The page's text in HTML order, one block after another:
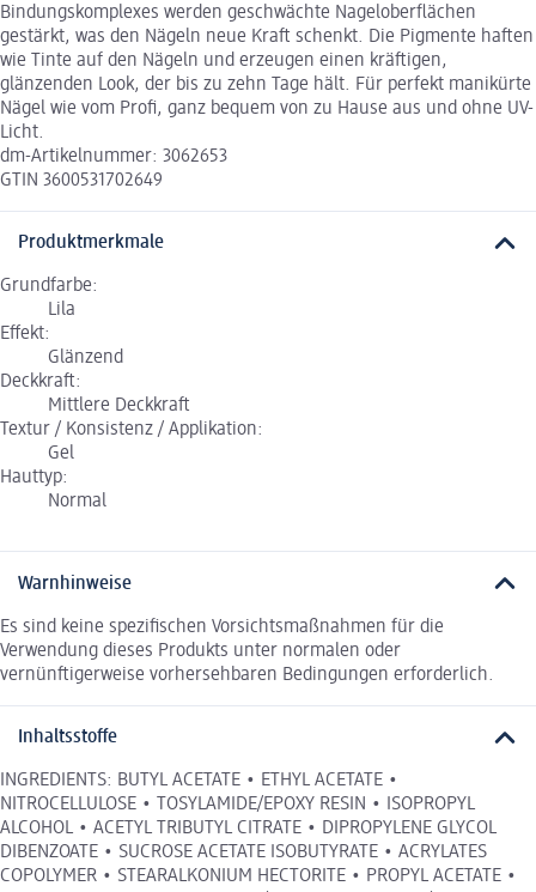
Bindungskomplexes werden geschwächte Nageloberflächen
gestärkt, was den Nägeln neue Kraft schenkt. Die Pigmente haften
wie Tinte auf den Nägeln und erzeugen einen kräftigen,
glänzenden Look, der bis zu zehn Tage hält. Für perfekt manikürte
Nägel wie vom Profi, ganz bequem von zu Hause aus und ohne UV-
Licht.
dm-Artikelnummer: 3062653
GTIN 3600531702649
Produktmerkmale
Grundfarbe:
Lila
Effekt:
Glänzend
Deckkraft:
Mittlere Deckkraft
Textur / Konsistenz / Applikation:
Gel
Hauttyp:
Normal
Warnhinweise
Es sind keine spezifischen Vorsichtsmaßnahmen für die
Verwendung dieses Produkts unter normalen oder
vernünftigerweise vorhersehbaren Bedingungen erforderlich.
Inhaltsstoffe
INGREDIENTS: BUTYL ACETATE • ETHYL ACETATE •
NITROCELLULOSE • TOSYLAMIDE/EPOXY RESIN • ISOPROPYL
ALCOHOL • ACETYL TRIBUTYL CITRATE • DIPROPYLENE GLYCOL
DIBENZOATE • SUCROSE ACETATE ISOBUTYRATE • ACRYLATES
COPOLYMER • STEARALKONIUM HECTORITE • PROPYL ACETATE •